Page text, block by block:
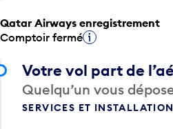
Qatar Airways enregistrement
Comptoir ferméInfobulle
Votre vol part de
Quelqu’un vous
SERVICES ET